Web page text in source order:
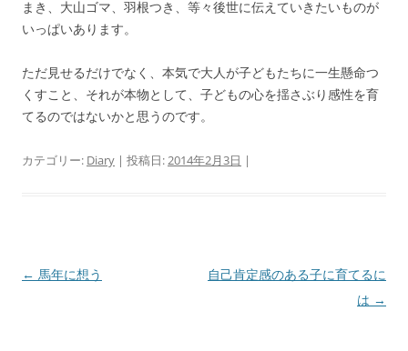
まき、大山ゴマ、羽根つき、等々後世に伝えていきたいものが
いっぱいあります。
ただ見せるだけでなく、本気で大人が子どもたちに一生懸命つ
くすこと、それが本物として、子どもの心を揺さぶり感性を育
てるのではないかと思うのです。
カテゴリー: Diary | 投稿日:2014年2月3日 |
投
← 馬年に想う
自己肯定感のある子に育てるに
は →